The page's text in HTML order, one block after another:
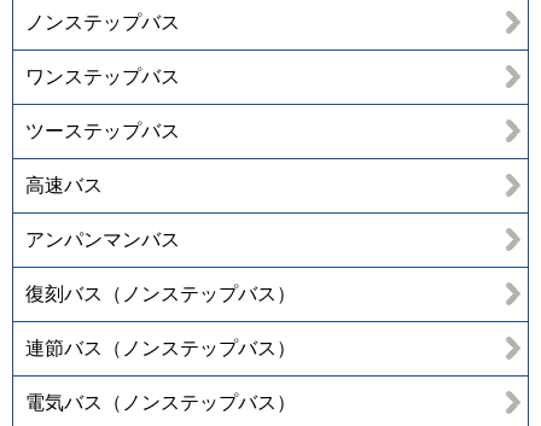
ノンステップバス
ワンステップバス
ツーステップバス
高速バス
アンパンマンバス
復刻バス（ノンステップバス）
連節バス（ノンステップバス）
電気バス（ノンステップバス）